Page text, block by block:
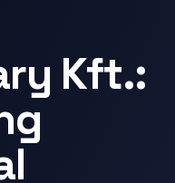
Kft.: